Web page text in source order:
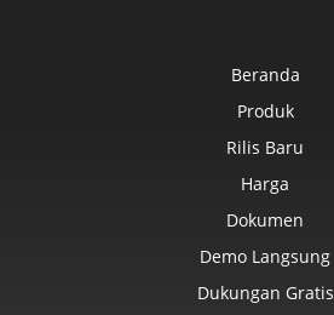
Beranda
Produk
Rilis Baru
Harga
Dokumen
Demo Langsung
Dukungan Gratis